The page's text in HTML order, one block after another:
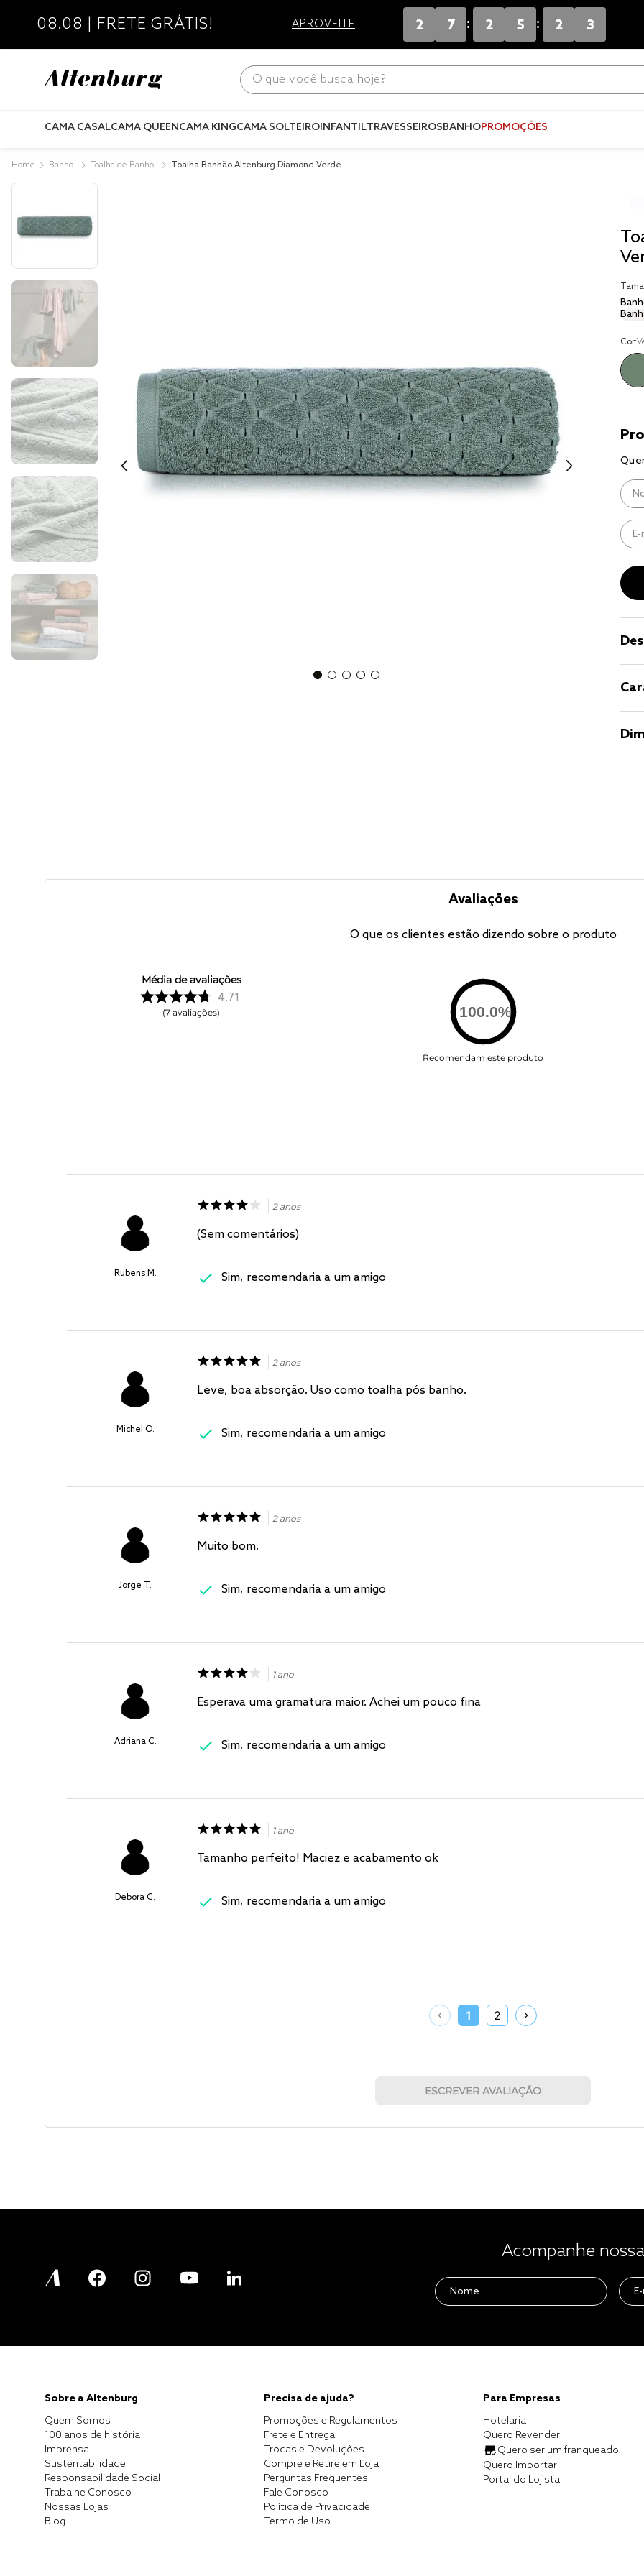
08.08 | FRETE GRÁTIS! APROVEITE 2 7 : 2 5 : 2 2
O que você busca hoje?
CAMA CASALCAMA QUEENCAMA KINGCAMA SOLTEIROINFANTILTRAVESSEIROSBANHOPROMOÇÕES
Banho Toalha de Banho Toalha Banhão Altenburg Diamond Verde
Cor:
Avaliações
O que os clientes estão dizendo sobre o produto
Média de avaliações
4.71
7 avaliações 100.0%
Recomendam este produto
Rubens M.
2 anos
(Sem comentários)
Sim, recomendaria a um amigo
Michel O.
2 anos
Leve, boa absorção. Uso como toalha pós banho.
Sim, recomendaria a um amigo
Jorge T.
2 anos
Muito bom.
Sim, recomendaria a um amigo
Adriana C.
1 ano
Esperava uma gramatura maior. Achei um pouco fina
Sim, recomendaria a um amigo
Debora C.
1 ano
Tamanho perfeito! Maciez e acabamento ok
Sim, recomendaria a um amigo
1 2
ESCREVER AVALIAÇÃO
Acompanhe
Sobre a Altenburg
Quem Somos
100 anos de história
Imprensa
Sustentabilidade
Responsabilidade Social
Trabalhe Conosco
Nossas Lojas
Blog
Precisa de ajuda?
Promoções e Regulamentos
Frete e Entrega
Trocas e Devoluções
Compre e Retire em Loja
Perguntas Frequentes
Fale Conosco
Política de Privacidade
Termo de Uso
Para Empresas
Hotelaria
Quero Revender
Quero ser um franqueado
Quero Importar
Portal do Lojista
tencel
cobertor
jogo